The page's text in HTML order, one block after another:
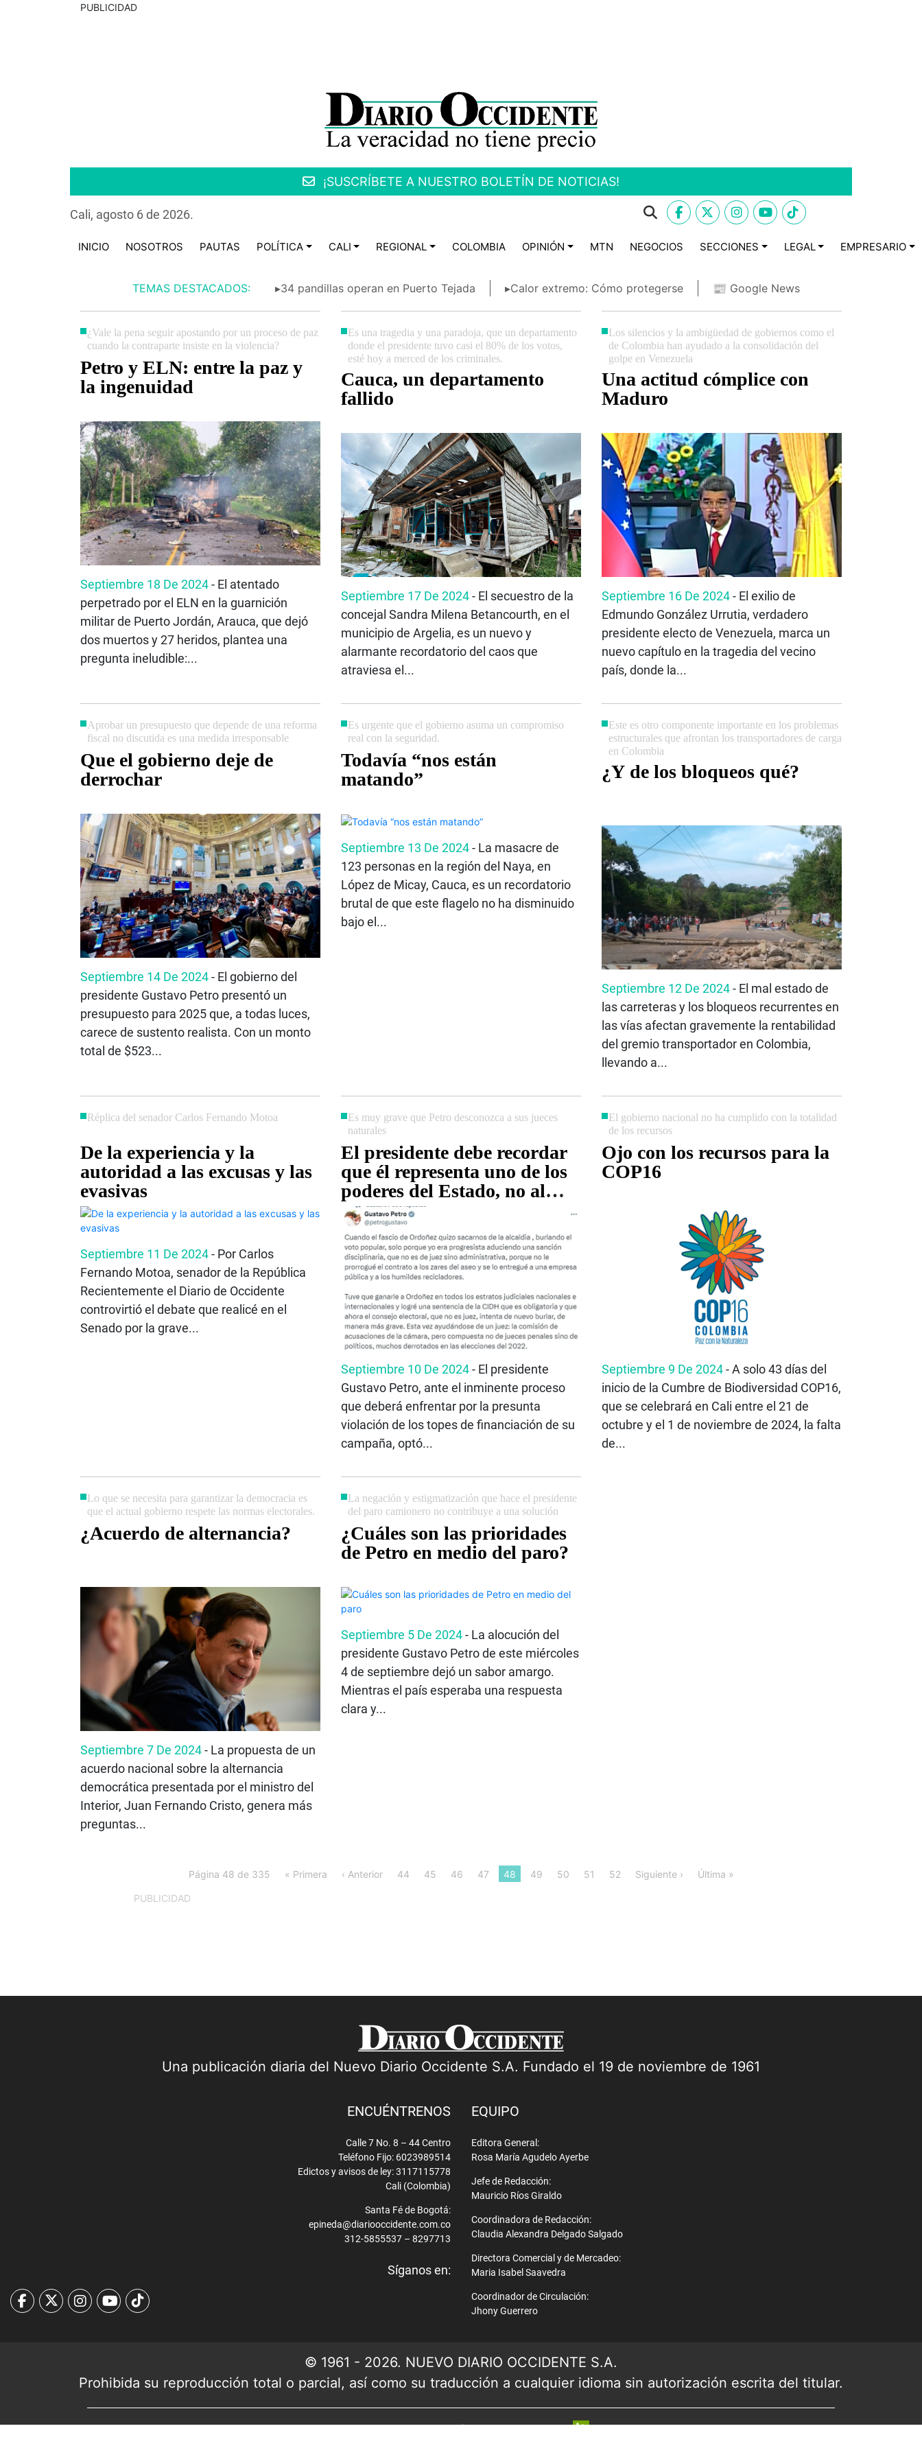
PUBLICIDAD
¡SUSCRÍBETE A NUESTRO BOLETÍN DE NOTICIAS!
Cali, agosto 6 de 2026.
INICIO NOSOTROS PAUTAS POLÍTICA CALI REGIONAL COLOMBIA OPINIÓN MTN NEGOCIOS SECCIONES LEGAL EMPRESARIO
TEMAS DESTACADOS: ▸34 pandillas operan en Puerto Tejada ▸Calor extremo: Cómo protegerse 📰 Google News
¿Vale la pena seguir apostando por un proceso de paz
cuando la contraparte insiste en la violencia?
Petro y ELN: entre la paz y
la ingenuidad
Septiembre 18 De 2024- El atentado
perpetrado por el ELN en la guarnición
militar de Puerto Jordán, Arauca, que dejó
dos muertos y 27 heridos, plantea una
pregunta ineludible:...
Es una tragedia y una paradoja, que un departamento
donde el presidente tuvo casi el 80% de los votos,
esté hoy a merced de los criminales.
Cauca, un departamento
fallido
Septiembre 17 De 2024- El secuestro de la
concejal Sandra Milena Betancourth, en el
municipio de Argelia, es un nuevo y
alarmante recordatorio del caos que
atraviesa el...
Los silencios y la ambigüedad de gobiernos como el
de Colombia han ayudado a la consolidación del
golpe en Venezuela
Una actitud cómplice con
Maduro
Septiembre 16 De 2024- El exilio de
Edmundo González Urrutia, verdadero
presidente electo de Venezuela, marca un
nuevo capítulo en la tragedia del vecino
país, donde la...
Aprobar un presupuesto que depende de una reforma
fiscal no discutida es una medida irresponsable
Que el gobierno deje de
derrochar
Septiembre 14 De 2024- El gobierno del
presidente Gustavo Petro presentó un
presupuesto para 2025 que, a todas luces,
carece de sustento realista. Con un monto
total de $523...
Es urgente que el gobierno asuma un compromiso
real con la seguridad.
Todavía “nos están
matando”
Septiembre 13 De 2024- La masacre de
123 personas en la región del Naya, en
López de Micay, Cauca, es un recordatorio
brutal de que este flagelo no ha disminuido
bajo el...
Este es otro componente importante en los problemas
estructurales que afrontan los transportadores de carga
en Colombia
¿Y de los bloqueos qué?
Septiembre 12 De 2024- El mal estado de
las carreteras y los bloqueos recurrentes en
las vías afectan gravemente la rentabilidad
del gremio transportador en Colombia,
llevando a...
Réplica del senador Carlos Fernando Motoa
De la experiencia y la
autoridad a las excusas y las
evasivas
Septiembre 11 De 2024- Por Carlos
Fernando Motoa, senador de la República
Recientemente el Diario de Occidente
controvirtió el debate que realicé en el
Senado por la grave...
Es muy grave que Petro desconozca a sus jueces
naturales
El presidente debe recordar
que él representa uno de los
poderes del Estado, no al
Estado mismo
Septiembre 10 De 2024- El presidente
Gustavo Petro, ante el inminente proceso
que deberá enfrentar por la presunta
violación de los topes de financiación de su
campaña, optó...
El gobierno nacional no ha cumplido con la totalidad
de los recursos
Ojo con los recursos para la
COP16
Septiembre 9 De 2024- A solo 43 días del
inicio de la Cumbre de Biodiversidad COP16,
que se celebrará en Cali entre el 21 de
octubre y el 1 de noviembre de 2024, la falta
de...
Lo que se necesita para garantizar la democracia es
que el actual gobierno respete las normas electorales.
¿Acuerdo de alternancia?
Septiembre 7 De 2024- La propuesta de un
acuerdo nacional sobre la alternancia
democrática presentada por el ministro del
Interior, Juan Fernando Cristo, genera más
preguntas...
La negación y estigmatización que hace el presidente
del paro camionero no contribuye a una solución
¿Cuáles son las prioridades
de Petro en medio del paro?
Septiembre 5 De 2024- La alocución del
presidente Gustavo Petro de este miércoles
4 de septiembre dejó un sabor amargo.
Mientras el país esperaba una respuesta
clara y...
Página 48 de 335 « Primera ‹ Anterior 44 45 46 47 48 49 50 51 52 Siguiente › Última »
PUBLICIDAD
Una publicación diaria del Nuevo Diario Occidente S.A. Fundado el 19 de noviembre de 1961
ENCUÉNTRENOS
Calle 7 No. 8 – 44 Centro
Teléfono Fijo: 6023989514
Edictos y avisos de ley: 3117115778
Cali (Colombia)
Santa Fé de Bogotá:
epineda@diariooccidente.com.co
312-5855537 – 8297713
Síganos en:
EQUIPO
Editora General:
Rosa María Agudelo Ayerbe
Jefe de Redacción:
Mauricio Ríos Giraldo
Coordinadora de Redacción:
Claudia Alexandra Delgado Salgado
Directora Comercial y de Mercadeo:
Maria Isabel Saavedra
Coordinador de Circulación:
Jhony Guerrero
© 1961 - 2026. NUEVO DIARIO OCCIDENTE S.A.
Prohibida su reproducción total o parcial, así como su traducción a cualquier idioma sin autorización escrita del titular.